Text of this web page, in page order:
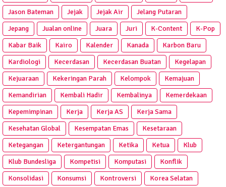
Jason Bateman
Jejak Jejak Air
Jelang Putaran
Jepang
Jualan online Juara Juri K-Content
K-Pop
Kabar Baik
Kairo Kalender Kanada
Karbon Baru
Kardiologi
Kecerdasan Kecerdasan Buatan
Kegelapan
Kejuaraan
Kekeringan Parah Kelompok
Kemajuan
Kemandirian
Kembali Hadir Kembalinya
Kemerdekaan
Kepemimpinan
Kerja Kerja AS
Kerja Sama
Kesehatan Global
Kesempatan Emas
Kesetaraan
Ketegangan
Ketergantungan Ketika Ketua
Klub
Klub Bundesliga
Kompetisi Komputasi
Konflik
Konsolidasi
Konsumsi Kontroversi
Korea Selatan